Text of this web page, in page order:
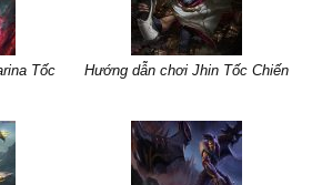
Tốc
Hướng dẫn chơi Jhin Tốc Chiến